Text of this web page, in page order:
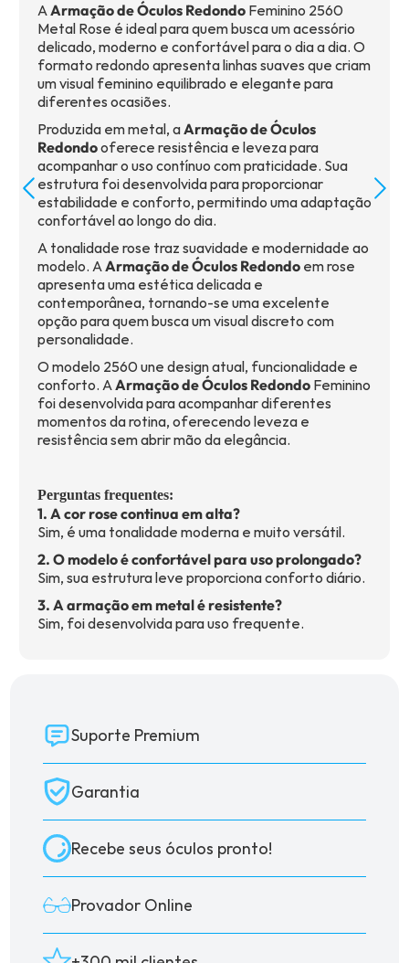
AArmação de Óculos Redondo Feminino 2560
Metal Rose é ideal para quem busca um acessório
delicado, moderno e confortável para o dia a dia. O
formato redondo apresenta linhas suaves que criam
um visual feminino equilibrado e elegante para
diferentes ocasiões.
Produzida em metal, aArmação de Óculos
Redondooferece resistência e leveza para
acompanhar o uso contínuo com praticidade. Sua
estrutura foi desenvolvida para proporcionar
estabilidade e conforto, permitindo uma adaptação
confortável ao longo do dia.
A tonalidade rose traz suavidade e modernidade ao
modelo. AArmação de Óculos Redondo em rose
apresenta uma estética delicada e
contemporânea, tornando-se uma excelente
opção para quem busca um visual discreto com
personalidade.
O modelo 2560 une design atual, funcionalidade e
conforto. AArmação de Óculos Redondo Feminino
foi desenvolvida para acompanhar diferentes
momentos da rotina, oferecendo leveza e
resistência sem abrir mão da elegância.
Perguntas frequentes:
1. A cor rose continua em alta?
Sim, é uma tonalidade moderna e muito versátil.
2. O modelo é confortável para uso prolongado?
Sim, sua estrutura leve proporciona conforto diário.
3. A armação em metal é resistente?
Sim, foi desenvolvida para uso frequente.
Suporte Premium
Garantia
Recebe seus óculos pronto!
Provador Online